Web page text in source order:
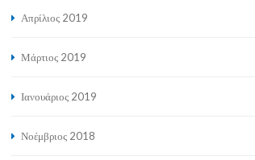
Απρίλιος 2019
Μάρτιος 2019
Ιανουάριος 2019
Νοέμβριος 2018